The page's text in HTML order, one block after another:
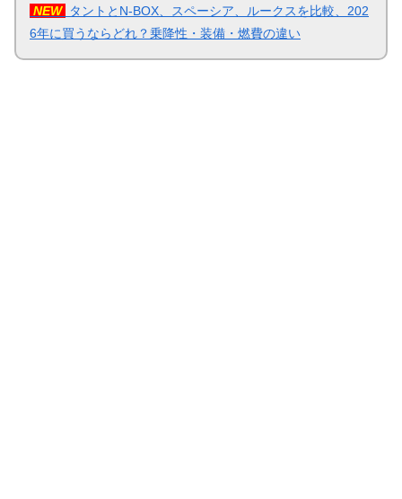
NEW タントとN-BOX、スペーシア、ルークスを比較、202
6年に買うならどれ？乗降性・装備・燃費の違い